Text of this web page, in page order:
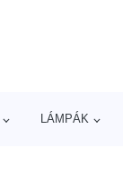
LÁMPÁK